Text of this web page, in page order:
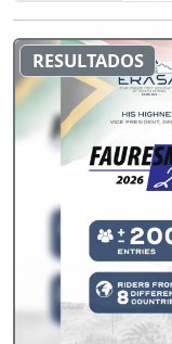
RESULTADOS